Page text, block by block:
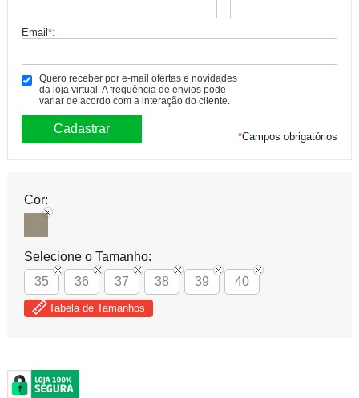
Email*:
Quero receber por e-mail ofertas e novidades
da loja virtual. A frequência de envios pode
variar de acordo com a interação do cliente.
*Campos obrigatórios
Cor:
Selecione o Tamanho:
35
36 37 38 39 40
Tabela de Tamanhos